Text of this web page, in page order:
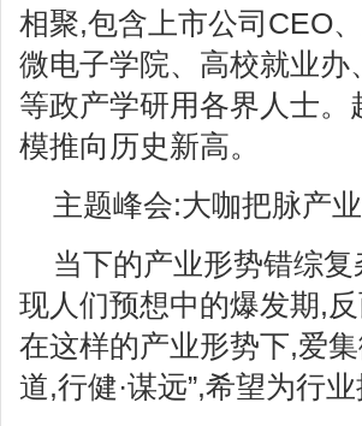
相聚,包含上市公司CEO
微电子学院、高校就业
等政产学研用各界人士
模推向历史新高。
主题峰会:大咖把脉产
当下的产业形势错综
现人们预想中的爆发期,
在这样的产业形势下,爱
道,行健·谋远”,希望为行